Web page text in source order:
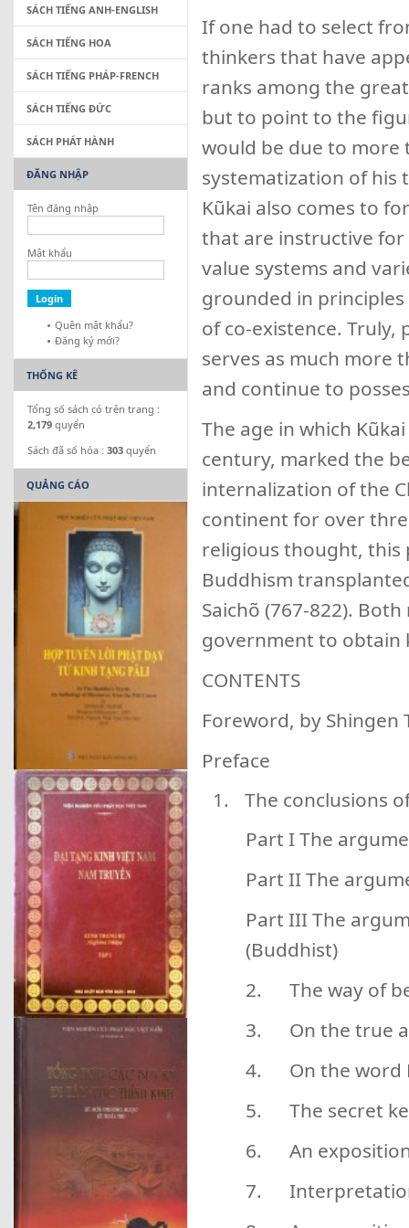
If one had to select
thinkers that have
ranks among the
but to point to the
would be due to
systematization of his
Kũkai also comes to
that are instructive for
value systems and
grounded in
of co-existence. Truly,
serves as much more
and continue to
The age in which
century, marked the
internalization of the
continent for over
religious thought, this
Buddhism
Saichõ (767-822).
government to obtain
CONTENTS
Foreword, by Shingen
Preface
The conclusions
Part I The
Part II The
Part III The
(Buddhist)
2. The way of
3. On the true
4. On the word
5. The secret
6. An exposition
7. Interpretation
SÁCH TIẾNG ANH-ENGLISH
SÁCH TIẾNG HOA
SÁCH TIẾNG PHÁP-FRENCH
SÁCH TIẾNG ĐỨC
SÁCH PHÁT HÀNH
ĐĂNG NHẬP
Tên đăng nhập
Mật khẩu
Quên mật khẩu?
Đăng ký mới?
THỐNG KÊ
Tổng số sách có trên trang :
2,179 quyển
Sách đã số hóa : 303 quyển
QUẢNG CÁO